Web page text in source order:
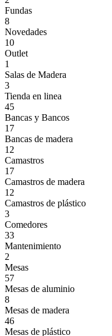
Fundas
8
Novedades
10
Outlet
1
Salas de Madera
3
Tienda en linea
45
Bancas y Bancos
17
Bancas de madera
12
Camastros
17
Camastros de madera
12
Camastros de plástico
3
Comedores
33
Mantenimiento
2
Mesas
57
Mesas de aluminio
8
Mesas de madera
46
Mesas de plástico